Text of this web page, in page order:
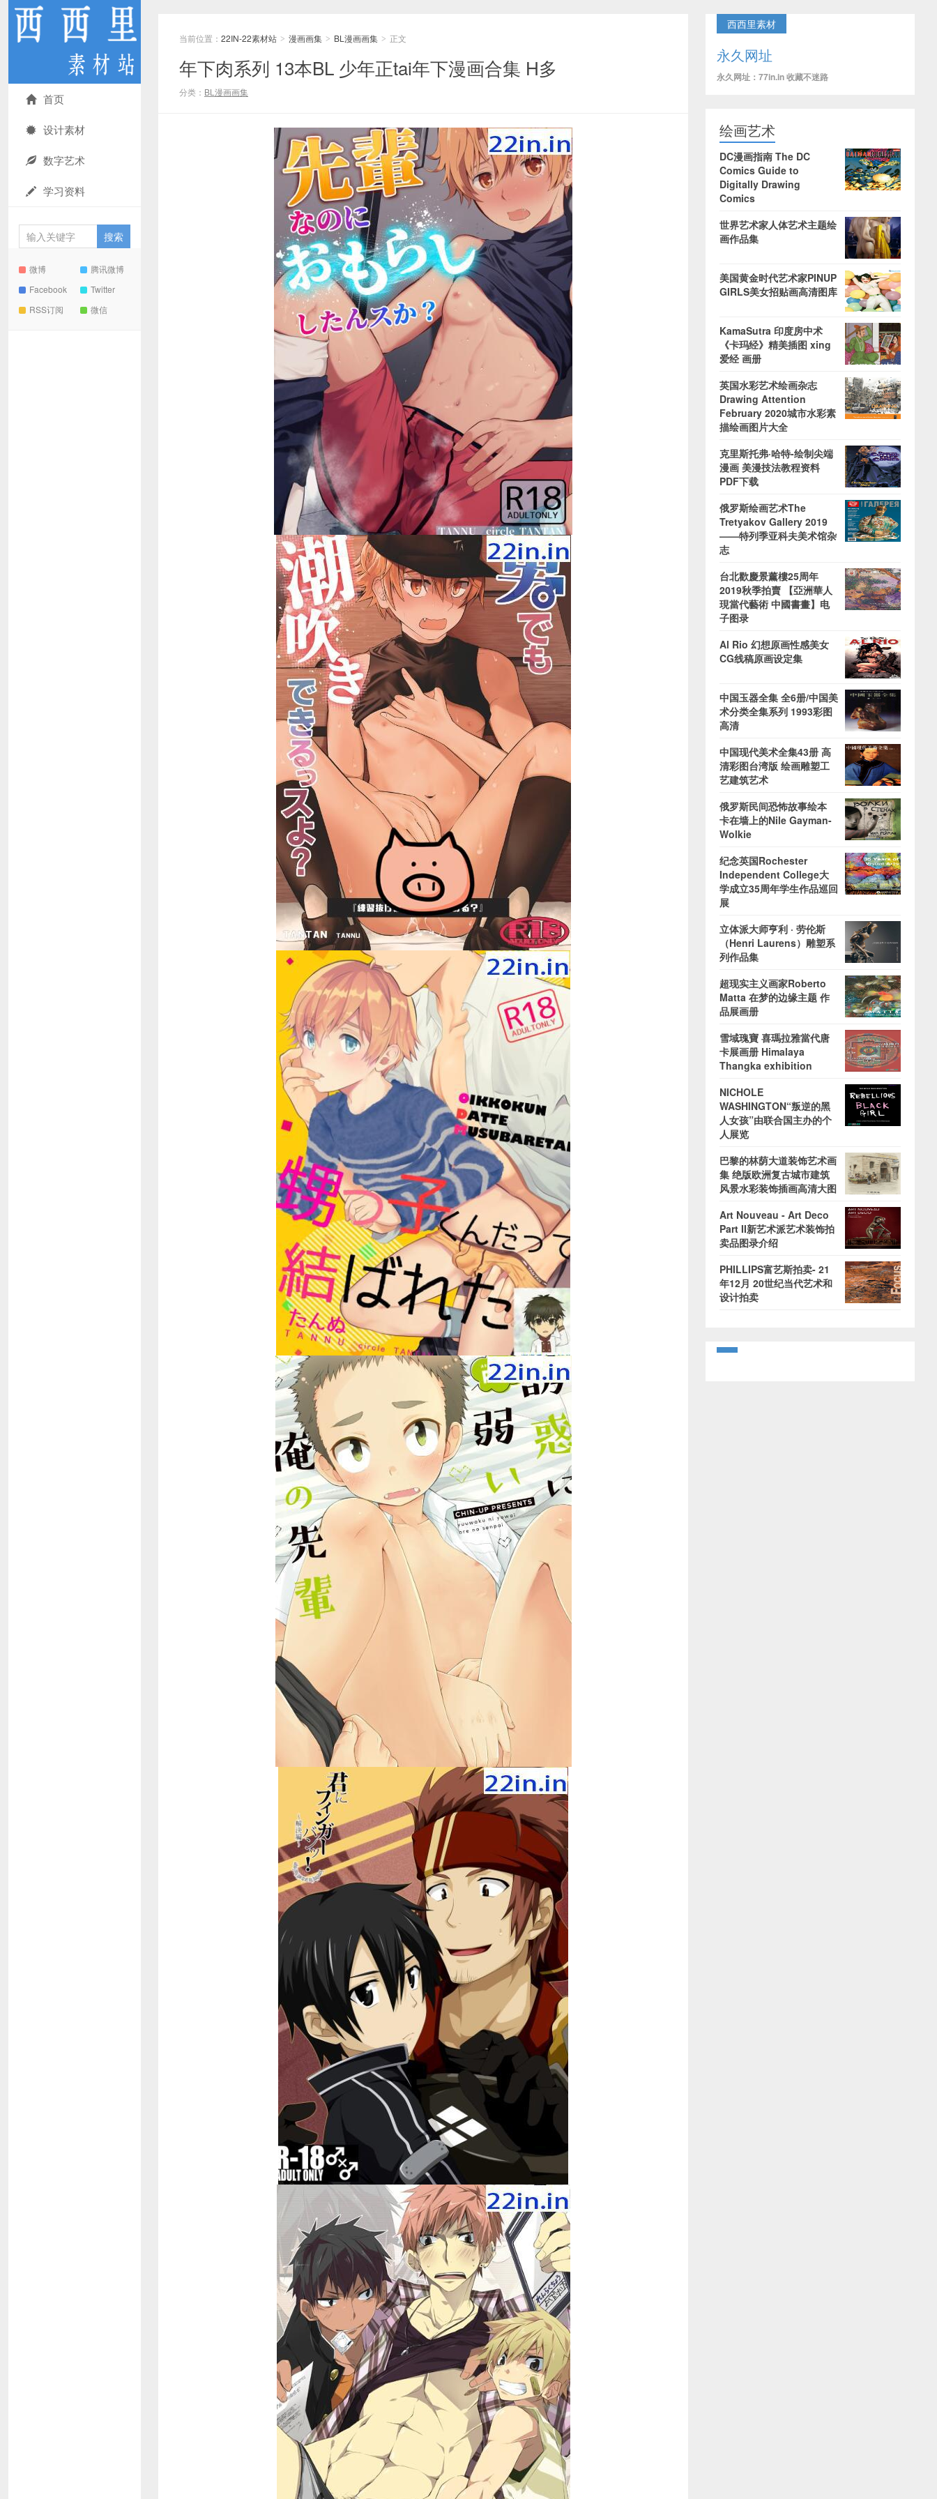
首页
设计素材
数字艺术
学习资料
微博
腾讯微博
Facebook
Twitter
RSS订阅
微信
当前位置： 22IN-22素材站 > 漫画画集 > BL漫画画集 > 正文
年下肉系列 13本BL 少年正tai年下漫画合集 H多
分类： BL漫画画集
西西里素材
永久网址
永久网址：77in.in 收藏不迷路
绘画艺术
DC漫画指南 The DC
Comics Guide to
Digitally Drawing
Comics
世界艺术家人体艺术主题绘
画作品集
美国黄金时代艺术家PINUP
GIRLS美女招贴画高清图库
KamaSutra 印度房中术
《卡玛经》精美插图 xing
爱经 画册
英国水彩艺术绘画杂志
Drawing Attention
February 2020城市水彩素
描绘画图片大全
克里斯托弗·哈特-绘制尖端
漫画 美漫技法教程资料
PDF下载
俄罗斯绘画艺术The
Tretyakov Gallery 2019
——特列季亚科夫美术馆杂
志
台北歡慶景薰樓25周年
2019秋季拍賣 【亞洲華人
現當代藝術 中國書畫】电
子图录
Al Rio 幻想原画性感美女
CG线稿原画设定集
中国玉器全集 全6册/中国美
术分类全集系列 1993彩图
高清
中国现代美术全集43册 高
清彩图台湾版 绘画雕塑工
艺建筑艺术
俄罗斯民间恐怖故事绘本
卡在墙上的Nile Gayman-
Wolkie
纪念英国Rochester
Independent College大
学成立35周年学生作品巡回
展
立体派大师亨利 · 劳伦斯
（Henri Laurens）雕塑系
列作品集
超现实主义画家Roberto
Matta 在梦的边缘主题 作
品展画册
雪域瑰寶 喜瑪拉雅當代唐
卡展画册 Himalaya
Thangka exhibition
NICHOLE
WASHINGTON“叛逆的黑
人女孩”由联合国主办的个
人展览
巴黎的林荫大道装饰艺术画
集 绝版欧洲复古城市建筑
风景水彩装饰插画高清大图
Art Nouveau - Art Deco
Part II新艺术派艺术装饰拍
卖品图录介绍
PHILLIPS富艺斯拍卖- 21
年12月 20世纪当代艺术和
设计拍卖